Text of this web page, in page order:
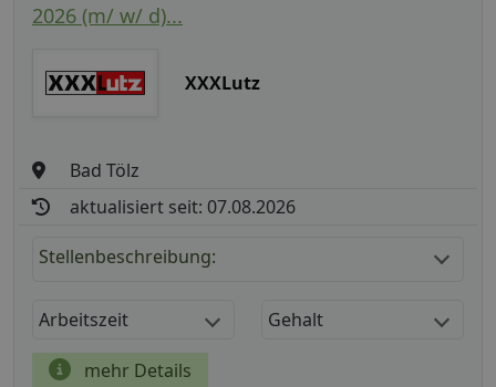
2026 (m/ w/ d)...
XXXLutz
Bad Tölz
aktualisiert seit: 07.08.2026
Stellenbeschreibung:
Arbeitszeit Gehalt
mehr Details